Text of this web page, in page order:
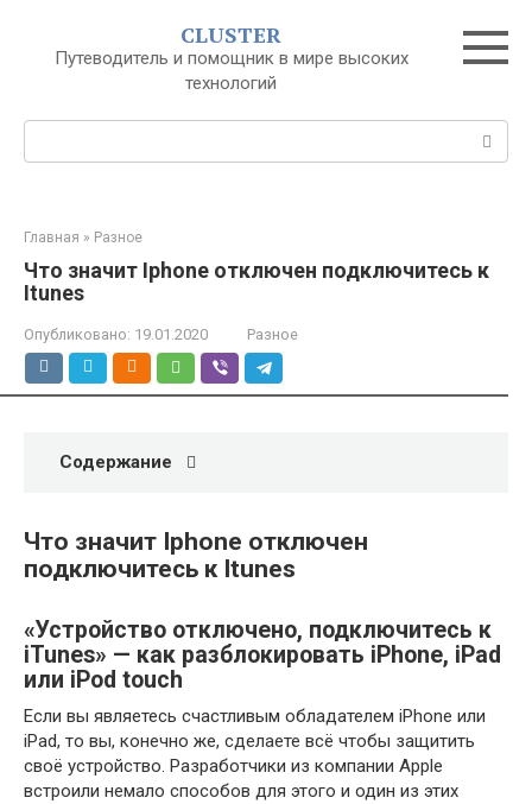
контенту
CLUSTER
Путеводитель и помощник в мире высоких
технологий
Главная » Разное
Что значит Iphone отключен подключитесь к
Itunes
Опубликовано: 19.01.2020 Разное
Содержание
Что значит Iphone отключен
подключитесь к Itunes
«Устройство отключено, подключитесь к
iTunes» — как разблокировать iPhone, iPad
или iPod touch
Если вы являетесь счастливым обладателем iPhone или
iPad, то вы, конечно же, сделаете всё чтобы защитить
своё устройство. Разработчики из компании Apple
встроили немало способов для этого и один из этих